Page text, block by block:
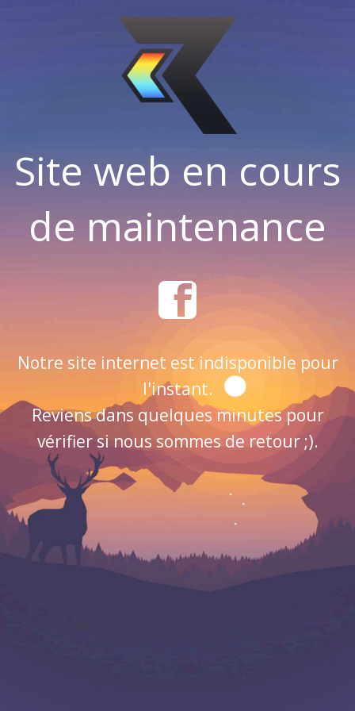
Site web en cours
de maintenance
Notre site internet est indisponible pour
l'instant.
Reviens dans quelques minutes pour
vérifier si nous sommes de retour ;).